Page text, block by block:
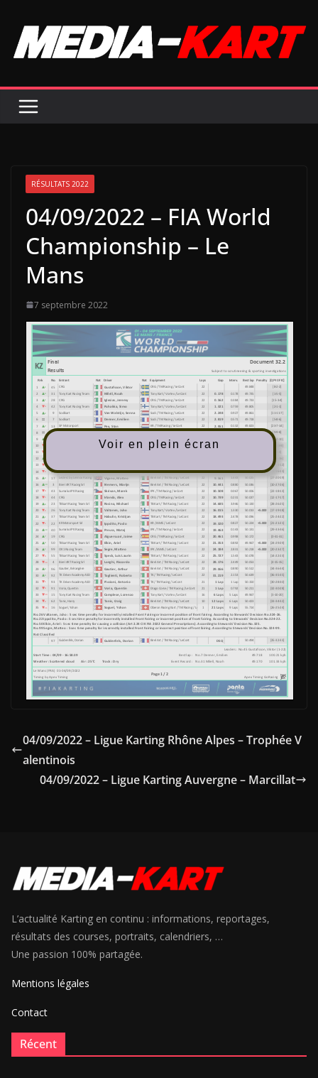
contenu
RÉSULTATS 2022
04/09/2022 – FIA World
Championship – Le
Mans
7 septembre 2022
Voir en plein écran
04/09/2022 – Ligue Karting Rhône Alpes – Trophée V
alentinois
04/09/2022 – Ligue Karting Auvergne – Marcillat
L’actualité Karting en continu : informations, reportages,
résultats des courses, portraits, calendriers, …
Une passion 100% partagée.
Mentions légales
Contact
Récent